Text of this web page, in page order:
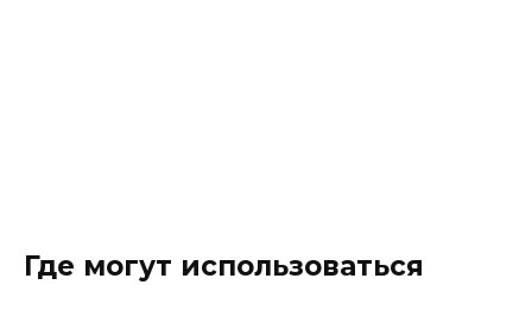
Где могут использоваться